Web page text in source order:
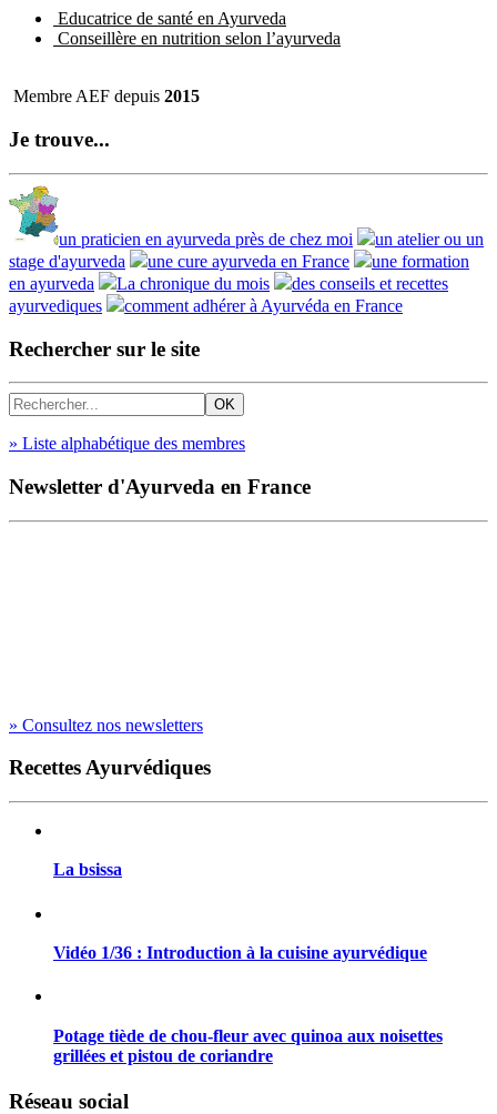
Educatrice de santé en Ayurveda
Conseillère en nutrition selon l’ayurveda
Membre AEF depuis 2015
Je trouve...
un praticien en ayurveda près de chez moi
un atelier ou un
stage d'ayurveda
une cure ayurveda en France
une formation
en ayurveda
La chronique du mois
des conseils et recettes
ayurvediques
comment adhérer à Ayurvéda en France
Rechercher sur le site
» Liste alphabétique des membres
Newsletter d'Ayurveda en France
» Consultez nos newsletters
Recettes Ayurvédiques
La bsissa
Vidéo 1/36 : Introduction à la cuisine ayurvédique
Potage tiède de chou-fleur avec quinoa aux noisettes
grillées et pistou de coriandre
Réseau social